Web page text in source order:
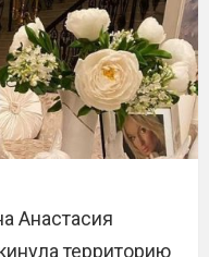
Анастасия
территорию